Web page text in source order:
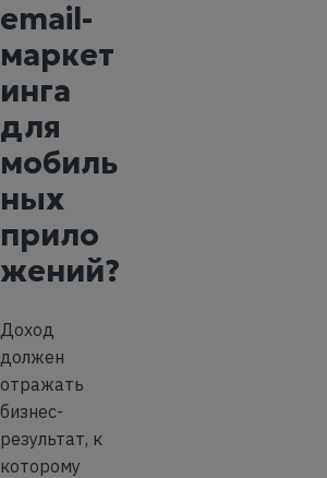
email-
маркет
инга
для
мобиль
ных
прило
жений?
Доход
должен
отражать
бизнес-
результат, к
которому